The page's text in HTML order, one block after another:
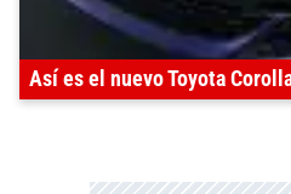
Así es el nuevo Toyota